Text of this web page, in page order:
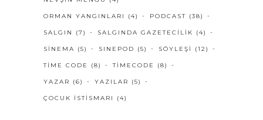
ORMAN YANGINLARI (4) PODCAST (38)
SALGIN (7) SALGINDA GAZETECILIK (4)
SINEMA (5) SINEPOD (5) SÖYLEŞI (12)
TIME CODE (8) TIMECODE (8)
YAZAR (6) YAZILAR (5)
ÇOCUK İSTISMARI (4)